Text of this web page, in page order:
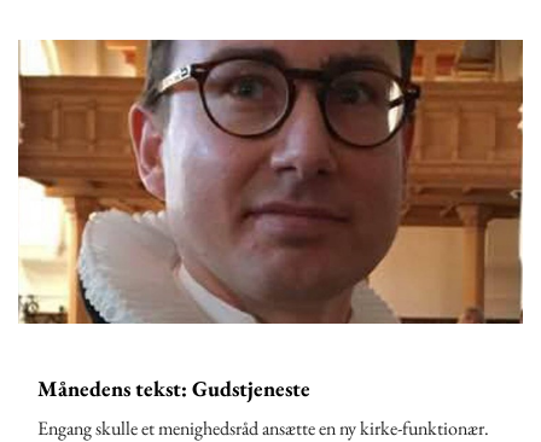
Månedens tekst: Gudstjeneste
Engang skulle et menighedsråd ansætte en ny kirke-funktionær.